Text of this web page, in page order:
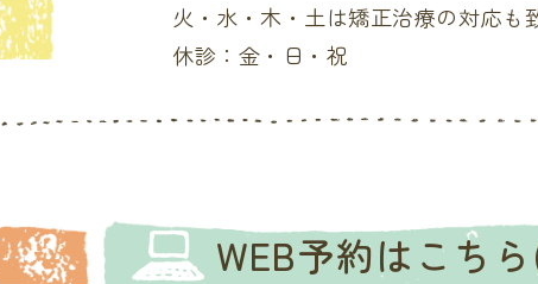
火・水・木・土は矯正治療の対応も
休診：金・日・祝
WEB予約はこち